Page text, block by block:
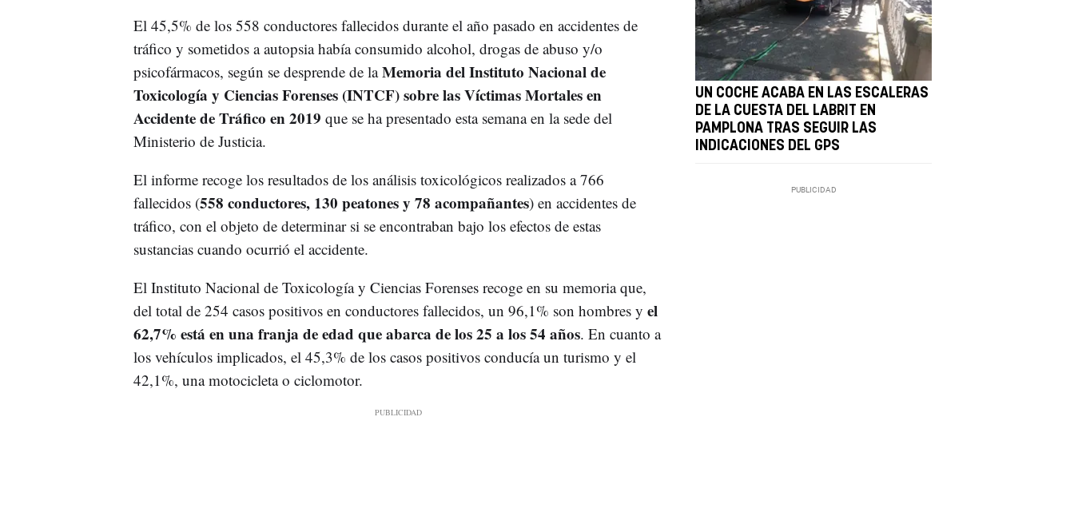
El 45,5% de los 558 conductores fallecidos durante el año pasado en accidentes de
tráfico y sometidos a autopsia había consumido alcohol, drogas de abuso y/o
psicofármacos, según se desprende de laMemoria del Instituto Nacional de
Toxicología y Ciencias Forenses (INTCF) sobre las Víctimas Mortales en
Accidente de Tráfico en 2019 que se ha presentado esta semana en la sede del
Ministerio de Justicia.
El informe recoge los resultados de los análisis toxicológicos realizados a 766
fallecidos (558 conductores, 130 peatones y 78 acompañantes) en accidentes de
tráfico, con el objeto de determinar si se encontraban bajo los efectos de estas
sustancias cuando ocurrió el accidente.
El Instituto Nacional de Toxicología y Ciencias Forenses recoge en su memoria que,
del total de 254 casos positivos en conductores fallecidos, un 96,1% son hombres y el
62,7% está en una franja de edad que abarca de los 25 a los 54 años. En cuanto a
los vehículos implicados, el 45,3% de los casos positivos conducía un turismo y el
42,1%, una motocicleta o ciclomotor.
UN COCHE ACABA EN LAS ESCALERAS
DE LA CUESTA DEL LABRIT EN
PAMPLONA TRAS SEGUIR LAS
INDICACIONES DEL GPS